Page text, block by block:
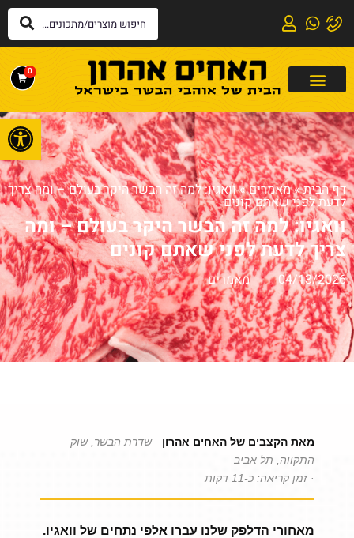
0
דף הבית»מאמרים»וואגיו: למה זה הבשר היקר בעולם – ומה צריך
לדעת לפני שאתם קונים
וואגיו: למה זה הבשר היקר בעולם – ומה
צריך לדעת לפני שאתם קונים
04/13/2026 מאמרים
מאת הקצבים של האחים אהרון · שדרת הבשר, שוק
התקווה, תל אביב
· זמן קריאה: כ-11 דקות
מאחורי הדלפק שלנו עברו אלפי נתחים של וואגיו.